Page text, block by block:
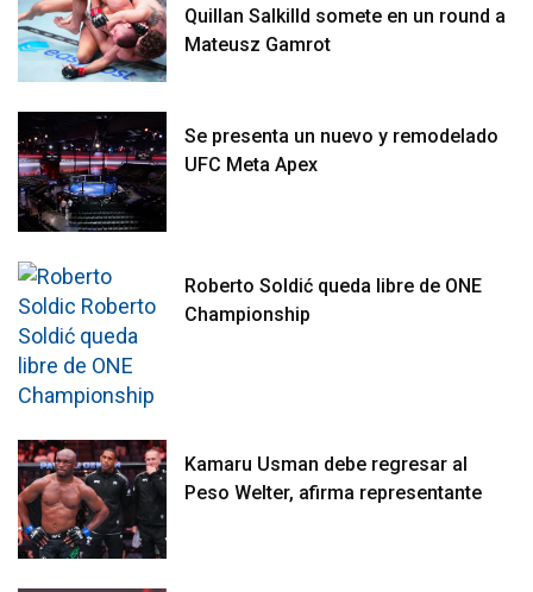
Quillan Salkilld somete en un round a
Mateusz Gamrot
Se presenta un nuevo y remodelado
UFC Meta Apex
Roberto Soldić queda libre de ONE
Championship
Kamaru Usman debe regresar al
Peso Welter, afirma representante